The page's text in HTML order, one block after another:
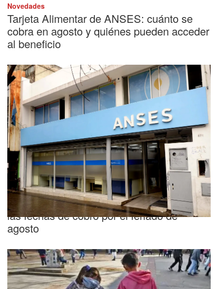
Novedades
Tarjeta Alimentar de ANSES: cuánto se
cobra en agosto y quiénes pueden acceder
al beneficio
Importante
Calendario de ANSES: cómo se modifican
las fechas de cobro por el feriado de
agosto